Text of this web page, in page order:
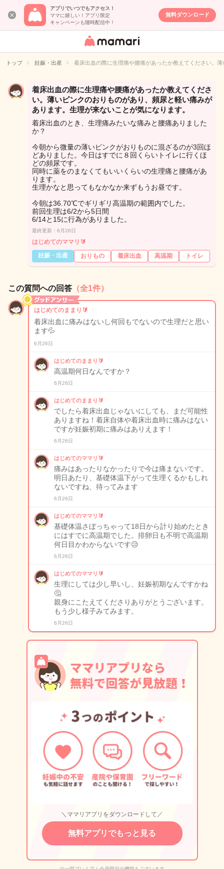
アプリでいつでもアクセス！
ママに嬉しい！アプリ限定
キャンペーンも随時配信中！
無料ダウンロード
女性専用匿名QA
イト
トップ 妊娠・出産 着床出血の際に生理痛や腰痛があったか教えてください。
着床出血の際に生理痛や腰痛があったか教えてくださ
い。薄いピンクのおりものがあり、頻尿と軽い痛みが
あります。生理が来ないことが気になります。
着床出血のとき、生理痛みたいな痛みと腰痛ありました
か？
今朝から微量の薄いピンクがおりものに混ざるのが3回ほ
どありました。今日はすでに８回くらいトイレに行くほ
どの頻尿です。
同時に薬をのまなくてもいいくらいの生理痛と腰痛があ
ります。
生理かなと思ってもなかなか来ずもうお昼です。
今朝は36.70℃でギリギリ高温期の範囲内でした。
前回生理は6/2から5日間
6/14と15に行為がありました。
最終更新：6月26日
はじめてのママリ🔰
妊娠・出産
おりもの 着床出血 高温期 トイレ
この質問への回答 （全1件）
はじめてのままり🔰
着床出血に痛みはないし何回もでないので生理だと思い
ます💦
6月26日
はじめてのままり🔰
高温期何日なんですか？
6月26日
はじめてのままり🔰
でしたら着床出血じゃないにしても、まだ可能性
ありますね！着床自体や着床出血時に痛みはない
ですが妊娠初期に痛みはありえます！
6月26日
はじめてのママリ🔰
痛みはあったりなかったりで今は痛まないです。
明日あたり、基礎体温下がって生理くるかもしれ
ないですね、待ってみます
6月26日
はじめてのママリ🔰
基礎体温さぼっちゃって18日から計り始めたとき
にはすでに高温期でした。排卵日も不明で高温期
何日目かわからないです😥
6月26日
はじめてのママリ🔰
生理にしては少し早いし、妊娠初期なんですかね
🤔
親身にこたえてくださりありがとうございます。
もう少し様子みてみます。
6月26日
＼ママリアプリをダウンロードして／
無料アプリでもっと見る